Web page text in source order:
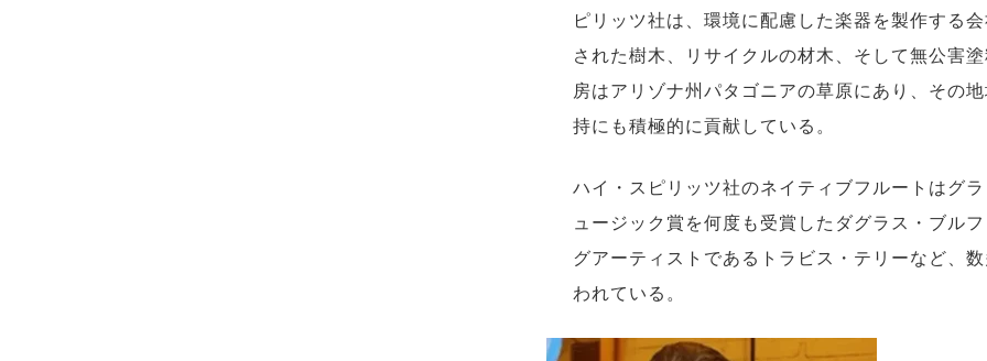
ピリッツ社は、環境に配慮した楽器を製作する
された樹木、リサイクルの材木、そして無公害
房はアリゾナ州パタゴニアの草原にあり、その
持にも積極的に貢献している。
ハイ・スピリッツ社のネイティブフルートはグ
ュージック賞を何度も受賞したダグラス・ブル
グアーティストであるトラビス・テリーなど、
われている。